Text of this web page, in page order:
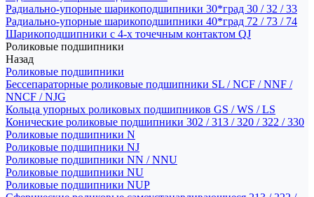
Радиально-упорные шарикоподшипники 30*град 30 / 32 / 33
Радиально-упорные шарикоподшипники 40*град 72 / 73 / 74
Шарикоподшипники с 4-х точечным контактом QJ
Роликовые подшипники
Назад
Роликовые подшипники
Бессепараторные роликовые подшипники SL / NCF / NNF /
NNCF / NJG
Кольца упорных роликовых подшипников GS / WS / LS
Конические роликовые подшипники 302 / 313 / 320 / 322 / 330
Роликовые подшипники N
Роликовые подшипники NJ
Роликовые подшипники NN / NNU
Роликовые подшипники NU
Роликовые подшипники NUP